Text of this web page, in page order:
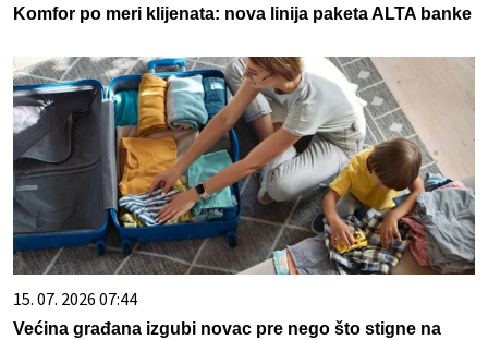
Komfor po meri klijenata: nova linija paketa ALTA banke
15. 07. 2026 07:44
Većina građana izgubi novac pre nego što stigne na